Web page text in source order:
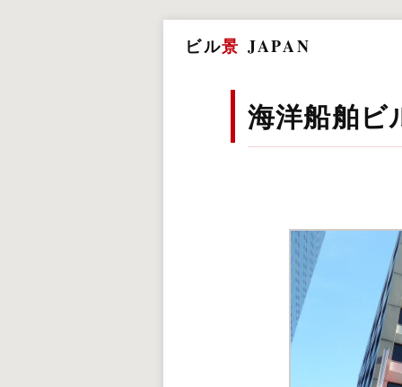
ビル景 JAPAN
海洋船舶ビ